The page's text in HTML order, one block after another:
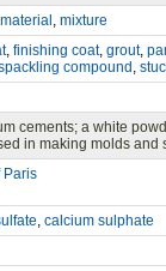
, mixture
, finishing coat, grout,
compound ,
cements; a white
in making molds and
Paris
, calcium sulphate